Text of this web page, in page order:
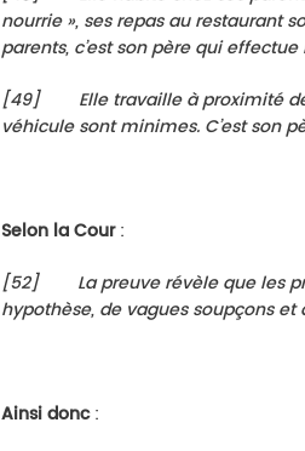
nourrie », ses repas au restaurant
parents, c’est son père qui
[49]
Elle travaille à proximité
véhicule sont minimes. C’est son
Selon la Cour:
[52] La preuve révèle que les
hypothèse, de vagues soupçons
Ainsi donc: